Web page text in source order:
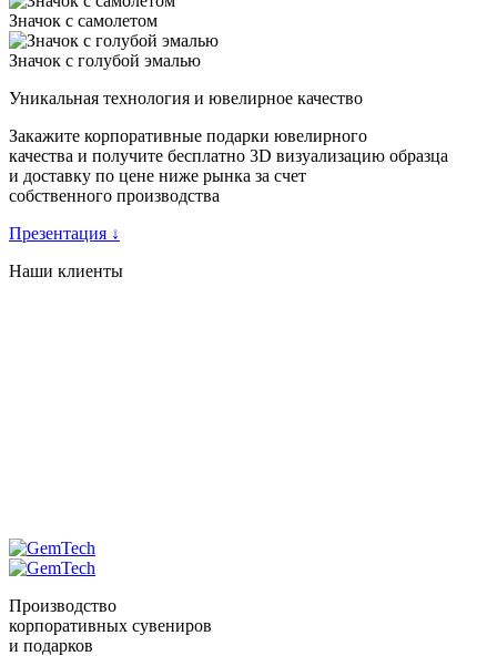
Значок с самолетом
Значок с голубой эмалью
Уникальная технология и ювелирное качество
Закажите корпоративные подарки ювелирного
качества и получите бесплатно 3D визуализацию образца
и доставку по цене ниже рынка за счет
собственного производства
Презентация ↓
Наши клиенты
Производство
корпоративных сувениров
и подарков